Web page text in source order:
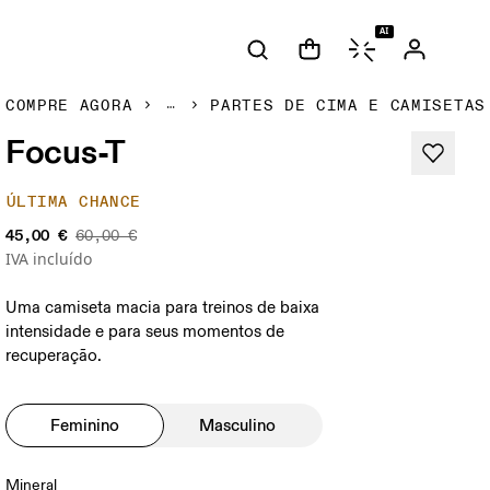
AI
COMPRE AGORA PARTES DE CIMA E CAMISETAS
Focus-T
ÚLTIMA CHANCE
45,00 € 60,00 €
IVA incluído
Uma camiseta macia para treinos de baixa
intensidade e para seus momentos de
recuperação.
Feminino Masculino
Mineral